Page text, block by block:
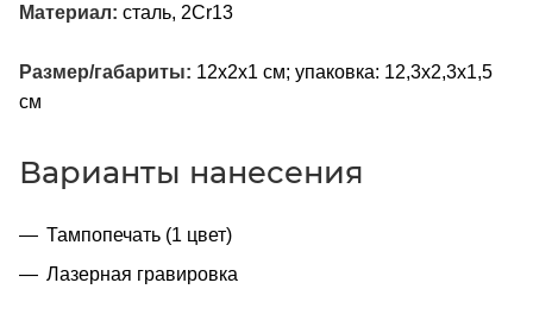
Материал: сталь, 2Cr13
Размер/габариты: 12х2х1 см; упаковка: 12,3х2,3х1,5
см
Варианты нанесения
Тампопечать (1 цвет)
Лазерная гравировка